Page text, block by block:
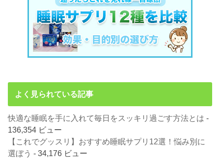
よく見られている記事
快適な睡眠を手に入れて毎日をスッキリ過ごす方法とは -
136,354 ビュー
【これでグッスリ】おすすめ睡眠サプリ12選！悩み別に
選ぼう - 34,176 ビュー